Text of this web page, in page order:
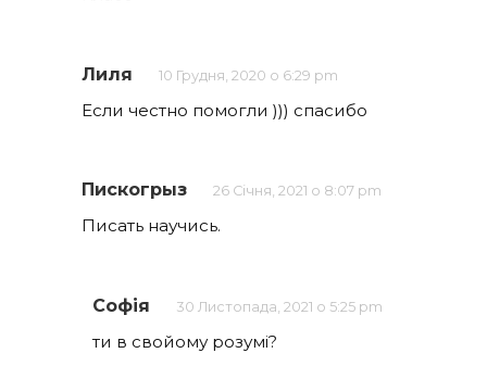
Лиля 10 Грудня, 2020 о 6:29 pm
Если честно помогли ))) спасибо
Пискогрыз 26 Січня, 2021 о 8:07 pm
Писать научись.
Софія 30 Листопада, 2021 о 5:25 pm
ти в свойому розумі?